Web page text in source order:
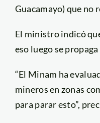
Guacamayo) que no
El ministro indicó
eso luego se
“El Minam ha
mineros en zonas
para parar esto”,